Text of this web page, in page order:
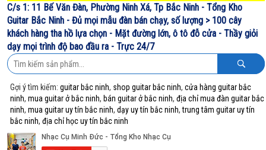
C/s 1: 11 Bế Văn Đàn, Phường Ninh Xá, Tp Bắc Ninh - Tổng Kho
Guitar Bắc Ninh - Đủ mọi mẫu đàn bán chạy, số lượng > 100 cây
khách hàng tha hồ lựa chọn - Mặt đường lớn, ô tô đỗ cửa - Thầy giỏi
dạy mọi trình độ bao đầu ra - Trực 24/7
Gợi ý tìm kiếm:guitar bắc ninh, shop guitar bắc ninh,cửa hàng guitar bắc
ninh,mua guitar ở bắc ninh, bán guitar ở bắc ninh,địa chỉ mua đàn guitar bắc
ninh,mua guitar uy tín bắc ninh,dạy uy tín bắc ninh,trung tâm guitar uy tín
bắc ninh,địa chỉ học uy tín bắc ninh